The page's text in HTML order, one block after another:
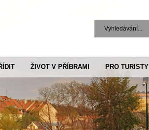
ŽIVOT V PŘÍBRAMI PRO TURISTY